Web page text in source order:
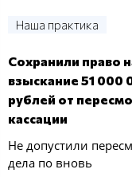
Наша практика
Сохранили право
взыскание 51 000
рублей от
кассации
Не допустили
дела по вновь